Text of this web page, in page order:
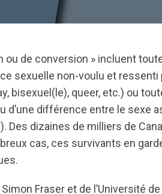
ou de conversion » incluent
sexuelle non-voulu et
bisexuel(le), queer, etc.) ou
d’une différence entre le sexe
Des dizaines de milliers de
cas, ces survivants en
Fraser et de l’Université